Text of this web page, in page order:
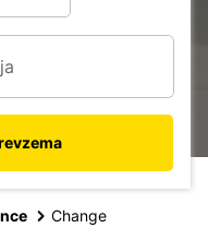
Change